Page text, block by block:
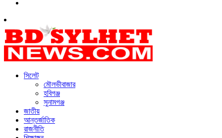
সিলেট
মৌলভীবাজার
হবিগঞ্জ
সুনামগঞ্জ
জাতীয়
আন্তর্জাতিক
রাজনীতি